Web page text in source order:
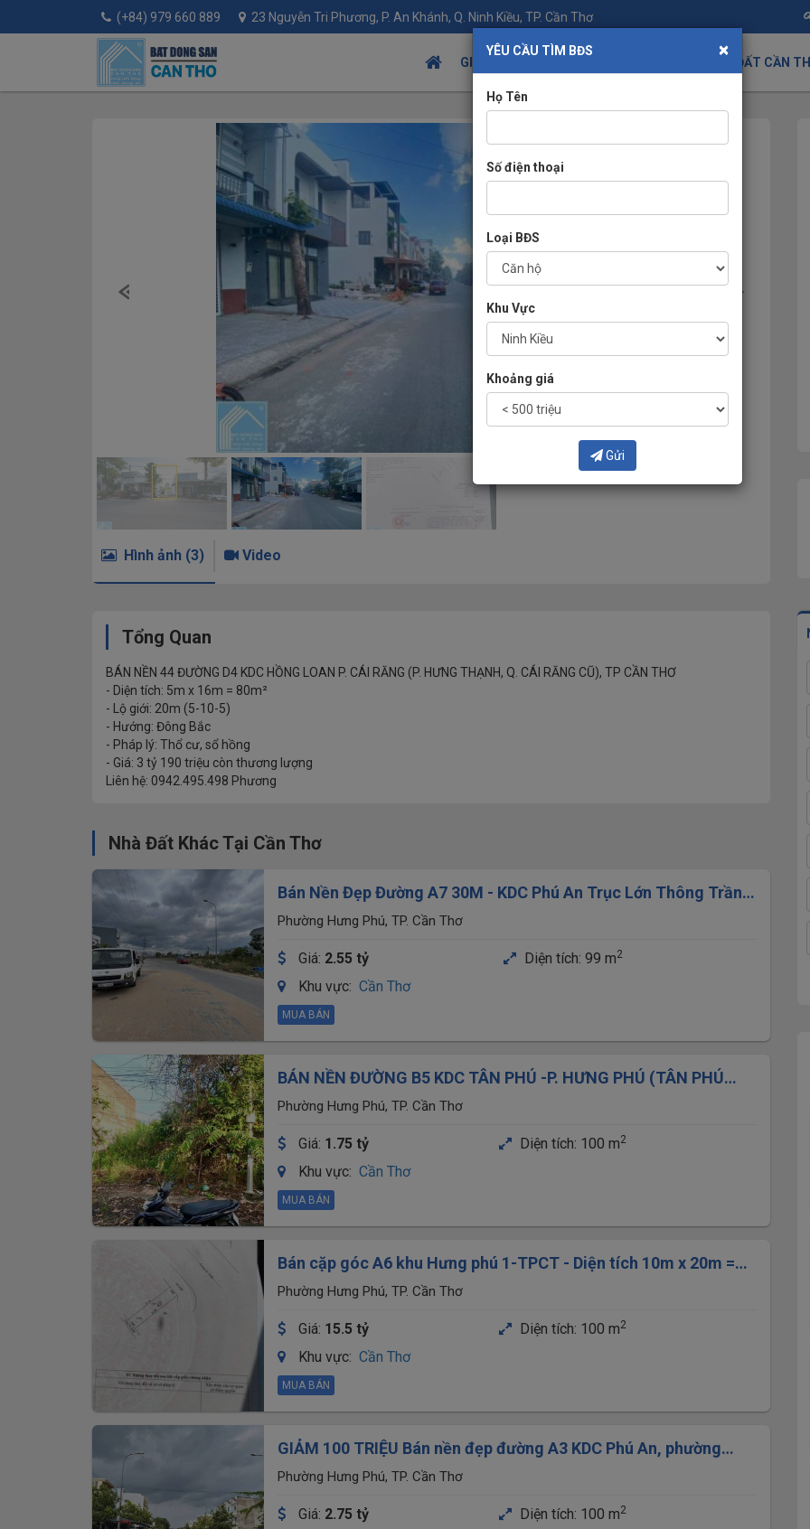
(+84) 979 660 889 23 Nguyễn Tri Phương, P. An Khánh, Q. Ninh Kiều, TP. Cần Thơ
GIỚI THIỆU NHÀ ĐẤT CẦN
Hình ảnh (3) Video
Tổng Quan
BÁN NỀN 44 ĐƯỜNG D4 KDC HỒNG LOAN P. CÁI RĂNG (P. HƯNG THẠNH, Q. CÁI RĂNG CŨ), TP CẦN THƠ
- Diện tích: 5m x 16m = 80m²
- Lộ giới: 20m (5-10-5)
- Hướng: Đông Bắc
- Pháp lý: Thổ cư, sổ hồng
- Giá: 3 tỷ 190 triệu còn thương lượng
Liên hệ: 0942.495.498 Phương
Nhà Đất Khác Tại Cần Thơ
Bán Nền Đẹp Đường A7 30M - KDC Phú An Trục Lớn Thông Trần
Hoàng Na
Phường Hưng Phú, TP. Cần Thơ
Giá: 2.55 tỷ Diện tích: 99 m2
Khu vực: Cần Thơ
MUA BÁN
BÁN NỀN ĐƯỜNG B5 KDC TÂN PHÚ -P. HƯNG PHÚ (TÂN PHÚ
CŨ)- CẦN THƠ
Phường Hưng Phú, TP. Cần Thơ
Giá: 1.75 tỷ Diện tích: 100 m2
Khu vực: Cần Thơ
MUA BÁN
Bán cặp góc A6 khu Hưng phú 1-TPCT - Diện tích 10m x 20m =
201,3m2 - Lộ giới 30m + 15m
Phường Hưng Phú, TP. Cần Thơ
Giá: 15.5 tỷ Diện tích: 100 m2
Khu vực: Cần Thơ
MUA BÁN
GIẢM 100 TRIỆU Bán nền đẹp đường A3 KDC Phú An, phường
Hưng Phú, TP. Cần Thơ.
Phường Hưng Phú, TP. Cần Thơ
Giá: 2.75 tỷ Diện tích: 100 m2
YÊU CẦU TÌM BĐS ×
Họ Tên
Số điện thoại
Loại BĐS
Khu Vực
Khoảng giá
Gửi